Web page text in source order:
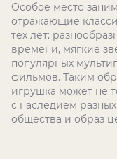
Особое место
отражающие
тех лет:
времени, мягкие
популярных
фильмов. Таким
игрушка может не
с наследием
общества и образ